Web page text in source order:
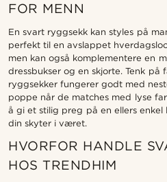
FOR MENN
En svart ryggsekk kan styles på
perfekt til en avslappet
men kan også komplementere en
dressbukser og en skjorte. Tenk
ryggsekker fungerer godt med
poppe når de matches med lyse
å gi et stilig preg på en ellers enkel
din skyter i været.
HVORFOR HANDLE
HOS TRENDHIM